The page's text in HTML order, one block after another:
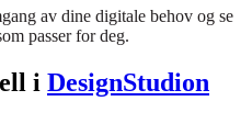
av dine digitale behov og se
passer for deg.
i DesignStudion